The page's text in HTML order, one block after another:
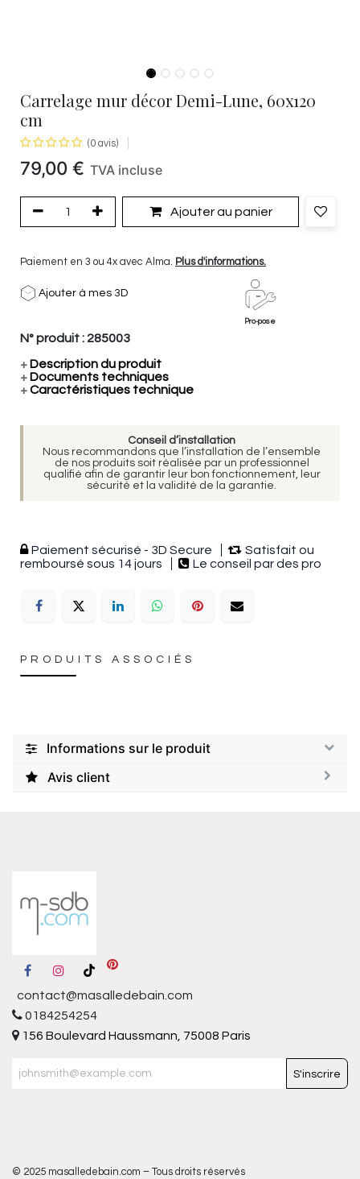
Carrelage mur décor Demi-Lune, 60x120
cm
(0 avis)
79,00 € TVA incluse
Ajouter au panier
Paiement en 3 ou 4x avec Alma. Plus d'informations.
Ajouter à mes 3D
Pro-pose
N° produit : 285003
+ Description du produit
+ Documents techniques
+Caractéristiques technique
Conseil d’installation
Nous recommandons que l’installation de l’ensemble
de nos produits soit réalisée par un professionnel
qualifié afin de garantir leur bon fonctionnement, leur
sécurité et la validité de la garantie.
Paiement sécurisé - 3D Secure
Satisfait ou
remboursé sous 14 jours
Le conseil par des pro
PRODUITS ASSOCIÉS
Informations sur le produit
Avis client
contact@masalledebain.com
0184254254
156 Boulevard Haussmann, 75008 Paris
S'inscrire
© 2025 masalledebain.com – Tous droits réservés